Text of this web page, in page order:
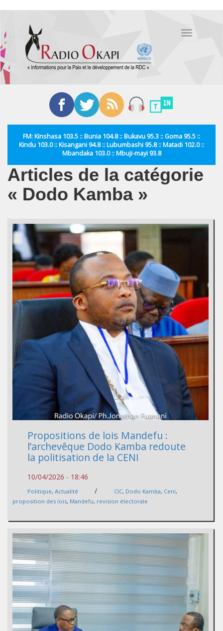
contenu
principal
Toggle
FM: Kinshasa 103.5 :: Bunia 104.8 :: Bukavu 95.3 :: Goma 95.5 ::
Kindu 103.0 :: Kisangani 94.8 :: Lubumbashi 95.8 :: Matadi 102.0 ::
Mbandaka 103.0 :: Mbuji-mayi 93.8
Articles de la catégorie
« Dodo Kamba »
Propositions de lois Mandefu :
l’archevêque Dodo Kamba redoute
la politisation de la CENI
10/04/2026 - 18:46
Politique, Actualité / CIC, Dodo Kamba, Ceni,
proposition des lois, Mandefu, revision électorale